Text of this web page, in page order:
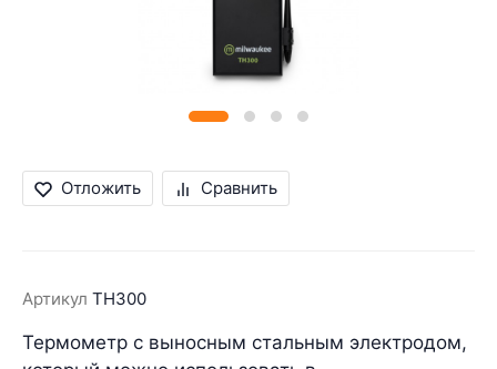
Отложить Сравнить
Артикул TH300
Термометр с выносным стальным электродом,